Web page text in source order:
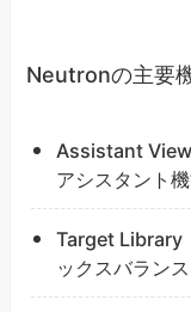
Neutronの主要
Assistant View
アシスタント
Target Library
ックスバラン